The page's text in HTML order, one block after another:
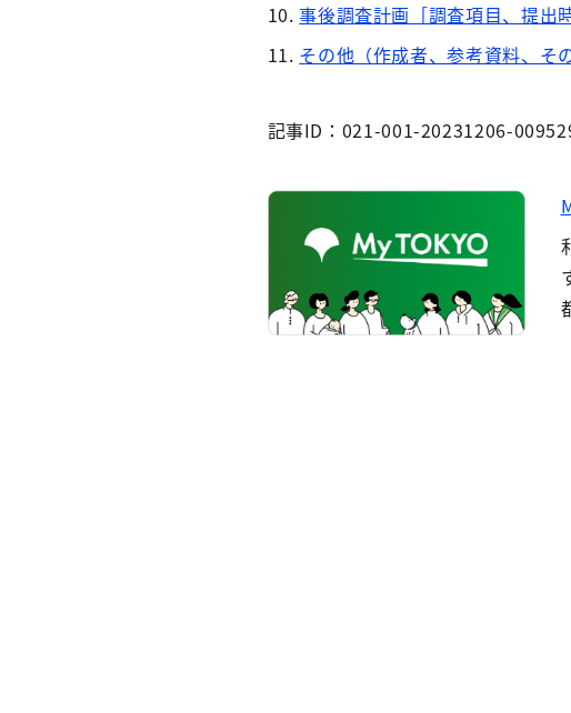
事後調査計画［調査項目、提出
その他（作成者、参考資料、そ
記事ID：021-001-20231206-